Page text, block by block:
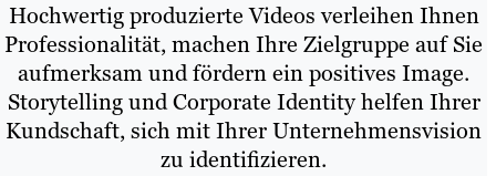
Hochwertig produzierte Videos verleihen Ihnen
Professionalität, machen Ihre Zielgruppe auf Sie
aufmerksam und fördern ein positives Image.
Storytelling und Corporate Identity helfen Ihrer
Kundschaft, sich mit Ihrer Unternehmensvision
zu identifizieren.